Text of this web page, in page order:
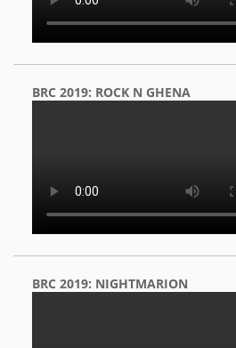
BRC 2019: ROCK N GHENA
BRC 2019: NIGHTMARION